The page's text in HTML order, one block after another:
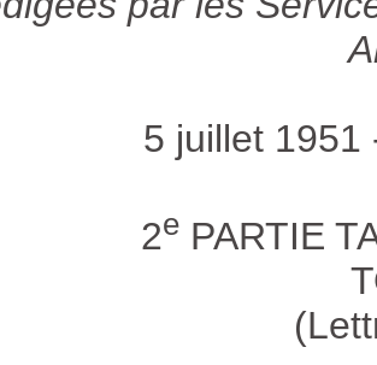
5 juillet 1951
2e PARTIE